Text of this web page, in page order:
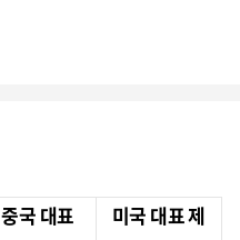
중국 대표
미국 대표 제